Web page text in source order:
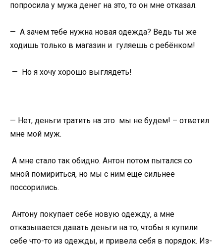
попросила у мужа денег на это, то он мне отказал.
— А зачем тебе нужна новая одежда? Ведь ты же
ходишь только в магазин и гуляешь с ребёнком!
— Но я хочу хорошо выглядеть!
— Нет, деньги тратить на это мы не будем! – ответил
мне мой муж.
А мне стало так обидно. Антон потом пытался со
мной помириться, но мы с ним ещё сильнее
поссорились.
Антону покупает себе новую одежду, а мне
отказывается давать деньги на то, чтобы я купили
себе что-то из одежды, и привела себя в порядок. Из-